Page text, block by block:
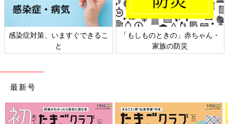
感染症対策、いますぐできるこ
と
「もしものときの」赤ちゃん・
家族の防災
最新号